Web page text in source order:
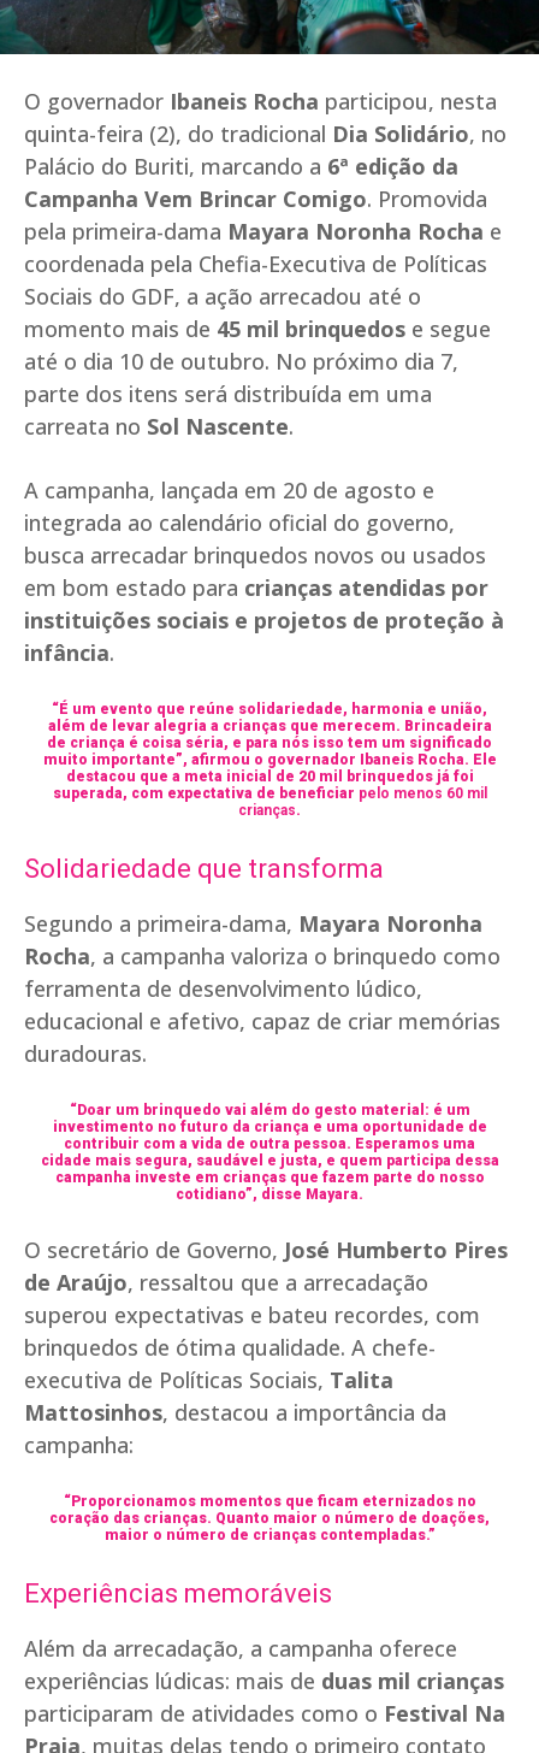
O governador Ibaneis Rocha participou, nesta
quinta-feira (2), do tradicional Dia Solidário, no
Palácio do Buriti, marcando a 6ª edição da
Campanha Vem Brincar Comigo. Promovida
pela primeira-dama Mayara Noronha Rocha e
coordenada pela Chefia-Executiva de Políticas
Sociais do GDF, a ação arrecadou até o
momento mais de 45 mil brinquedos e segue
até o dia 10 de outubro. No próximo dia 7,
parte dos itens será distribuída em uma
carreata no Sol Nascente.
A campanha, lançada em 20 de agosto e
integrada ao calendário oficial do governo,
busca arrecadar brinquedos novos ou usados
em bom estado para crianças atendidas por
instituições sociais e projetos de proteção à
infância.
“É um evento que reúne solidariedade, harmonia e união,
além de levar alegria a crianças que merecem. Brincadeira
de criança é coisa séria, e para nós isso tem um significado
muito importante”, afirmou o governador Ibaneis Rocha. Ele
destacou que a meta inicial de 20 mil brinquedos já foi
superada, com expectativa de beneficiar pelo menos 60 mil
crianças.
Solidariedade que transforma
Segundo a primeira-dama, Mayara Noronha
Rocha, a campanha valoriza o brinquedo como
ferramenta de desenvolvimento lúdico,
educacional e afetivo, capaz de criar memórias
duradouras.
“Doar um brinquedo vai além do gesto material: é um
investimento no futuro da criança e uma oportunidade de
contribuir com a vida de outra pessoa. Esperamos uma
cidade mais segura, saudável e justa, e quem participa dessa
campanha investe em crianças que fazem parte do nosso
cotidiano”, disse Mayara.
O secretário de Governo, José Humberto Pires
de Araújo, ressaltou que a arrecadação
superou expectativas e bateu recordes, com
brinquedos de ótima qualidade. A chefe-
executiva de Políticas Sociais, Talita
Mattosinhos, destacou a importância da
campanha:
“Proporcionamos momentos que ficam eternizados no
coração das crianças. Quanto maior o número de doações,
maior o número de crianças contempladas.”
Experiências memoráveis
Além da arrecadação, a campanha oferece
experiências lúdicas: mais de duas mil crianças
participaram de atividades como o Festival Na
Praia, muitas delas tendo o primeiro contato